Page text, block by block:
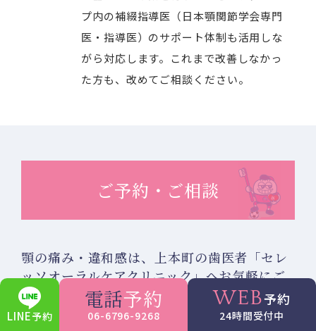
LINE予約
電話予約
06-6796-9268
WEB予約
24時間受付中
プ内の補綴指導医（日本顎関節学会専門
医・指導医）のサポート体制も活用しな
がら対応します。これまで改善しなかっ
た方も、改めてご相談ください。
ご予約・ご相談
顎の痛み・違和感は、
上本町の歯医者「セレ
ッソオーラルケアクリニック」へお気軽にご
相談ください